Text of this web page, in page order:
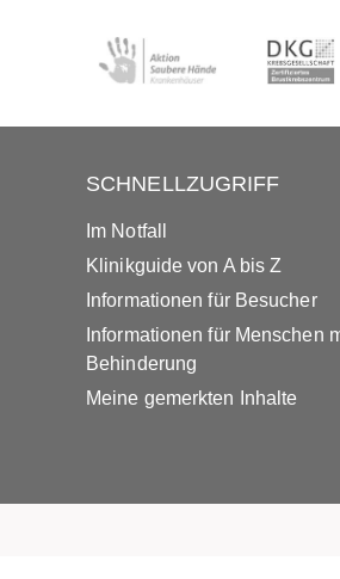
SCHNELLZUGRIFF
Im Notfall
Klinikguide von A bis Z
Informationen für Besucher
Informationen für Menschen
Behinderung
Meine gemerkten Inhalte